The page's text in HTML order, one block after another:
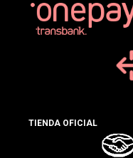
TIENDA OFICIAL